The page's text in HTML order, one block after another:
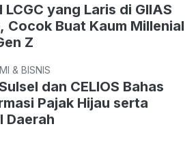
LCGC yang Laris di GIIAS
Cocok Buat Kaum Millenial
Z
& BISNIS
dan CELIOS Bahas
Pajak Hijau serta
Daerah